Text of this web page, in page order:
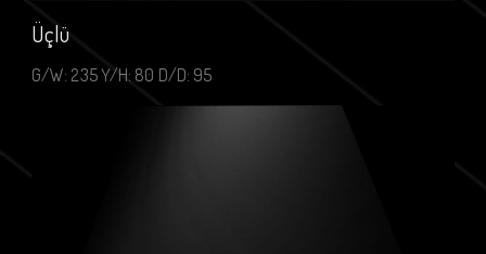
Üçlü
G/W: 235 Y/H: 80 D/D: 95